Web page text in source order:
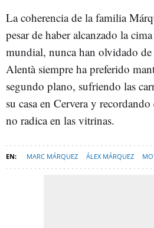
La coherencia de la familia
pesar de haber alcanzado la
mundial, nunca han olvidado
Alentà siempre ha preferido
segundo plano, sufriendo las
su casa en Cervera y
no radica en las vitrinas.
MARC MÁRQUEZ ÁLEX MÁRQUEZ